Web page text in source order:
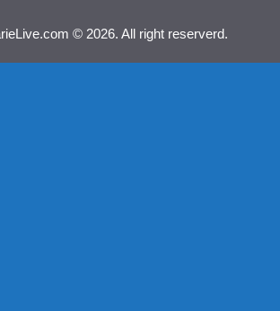
© 2026. All right reserverd.